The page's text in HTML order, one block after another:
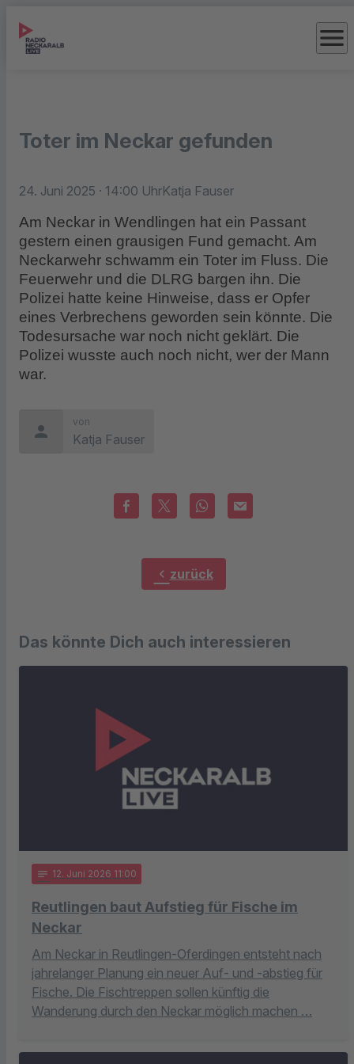
menu
Toter im Neckar gefunden
24. Juni 2025 · 14:00 UhrKatja Fauser
Am Neckar in Wendlingen hat ein Passant
gestern einen grausigen Fund gemacht. Am
Neckarwehr schwamm ein Toter im Fluss. Die
Feuerwehr und die DLRG bargen ihn. Die
Polizei hatte keine Hinweise, dass er Opfer
eines Verbrechens geworden sein könnte. Die
Todesursache war noch nicht geklärt. Die
Polizei wusste auch noch nicht, wer der Mann
war.
person
von
Katja Fauser
chevron_left zurück
Das könnte Dich auch interessieren
notes 12. Juni 2026 11:00
Reutlingen baut Aufstieg für Fische im
Neckar
Am Neckar in Reutlingen-Oferdingen entsteht nach
jahrelanger Planung ein neuer Auf- und -abstieg für
Fische. Die Fischtreppen sollen künftig die
Wanderung durch den Neckar möglich machen …